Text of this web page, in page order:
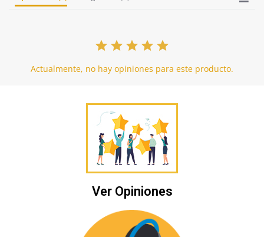
Actualmente, no hay opiniones para este producto.
Ver Opiniones